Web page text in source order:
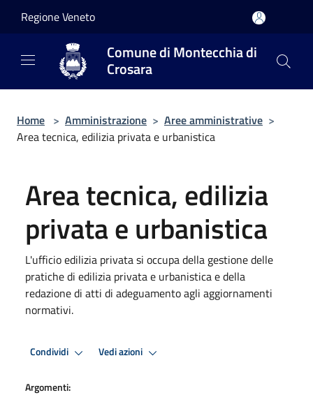
Regione Veneto
Comune di Montecchia di
Crosara
Home > Amministrazione > Aree amministrative >
Area tecnica, edilizia privata e urbanistica
Area tecnica, edilizia
privata e urbanistica
L'ufficio edilizia privata si occupa della gestione delle
pratiche di edilizia privata e urbanistica e della
redazione di atti di adeguamento agli aggiornamenti
normativi.
Condividi Vedi azioni
Argomenti: